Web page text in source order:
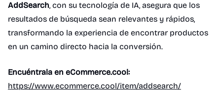
AddSearch, con su tecnología de IA, asegura que los
resultados de búsqueda sean relevantes y rápidos,
transformando la experiencia de encontrar productos
en un camino directo hacia la conversión.
Encuéntrala en eCommerce.cool:
https://www.ecommerce.cool/item/addsearch/